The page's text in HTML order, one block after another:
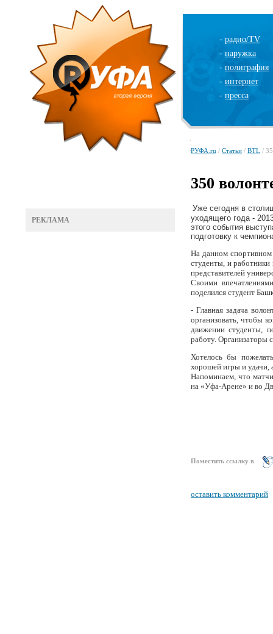
- радио/TV
- наружка
- полиграфия
- интернет
- пресса
РЕКЛАМА
РУФА.ru / Статьи / BTL /
350
Уже сегодня в
уходящего года -
этого события
подготовку к
На данном спортивном
студенты, и работники
представителей
Своими
поделился студент
- Главная задача
организовать, чтобы
движении студенты,
работу. Организаторы
Хотелось бы
хорошей игры и удачи,
Напоминаем, что
на «Уфа-Арене» и во
Поместить ссылку в
оставить комментарий